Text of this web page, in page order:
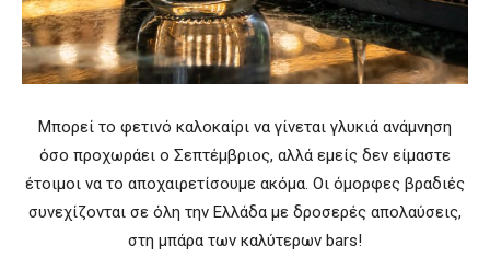
Μπορεί το φετινό καλοκαίρι να γίνεται γλυκιά ανάμνηση
όσο προχωράει ο Σεπτέμβριος, αλλά εμείς δεν είμαστε
έτοιμοι να το αποχαιρετίσουμε ακόμα. Οι όμορφες βραδιές
συνεχίζονται σε όλη την Ελλάδα με δροσερές απολαύσεις,
στη μπάρα των καλύτερων bars!